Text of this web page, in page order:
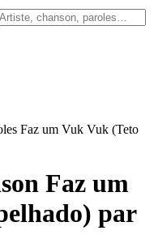
Faz um Vuk Vuk (Teto
Faz um
par